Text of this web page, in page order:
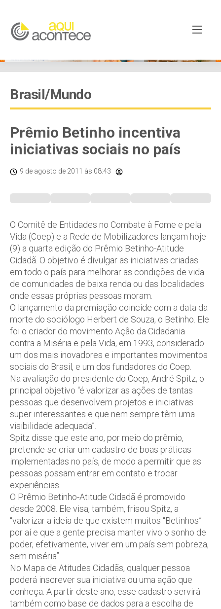
Brasil/Mundo
Prêmio Betinho incentiva
iniciativas sociais no país
9 de agosto de 2011 às 08:43
O Comitê de Entidades no Combate à Fome e pela
Vida (Coep) e a Rede de Mobilizadores lançam hoje
(9) a quarta edição do Prêmio Betinho-Atitude
Cidadã. O objetivo é divulgar as iniciativas criadas
em todo o país para melhorar as condições de vida
de comunidades de baixa renda ou das localidades
onde essas próprias pessoas moram.
O lançamento da premiação coincide com a data da
morte do sociólogo Herbert de Souza, o Betinho. Ele
foi o criador do movimento Ação da Cidadania
contra a Miséria e pela Vida, em 1993, considerado
um dos mais inovadores e importantes movimentos
sociais do Brasil, e um dos fundadores do Coep.
Na avaliação do presidente do Coep, André Spitz, o
principal objetivo “é valorizar as ações de tantas
pessoas que desenvolvem projetos e iniciativas
super interessantes e que nem sempre têm uma
visibilidade adequada”.
Spitz disse que este ano, por meio do prêmio,
pretende-se criar um cadastro de boas práticas
implementadas no país, de modo a permitir que as
pessoas possam entrar em contato e trocar
experiências.
O Prêmio Betinho-Atitude Cidadã é promovido
desde 2008. Ele visa, também, frisou Spitz, a
“valorizar a ideia de que existem muitos “Betinhos”
por aí e que a gente precisa manter vivo o sonho de
poder, efetivamente, viver em um país sem pobreza,
sem miséria”.
No Mapa de Atitudes Cidadãs, qualquer pessoa
poderá inscrever sua iniciativa ou uma ação que
conheça. A partir deste ano, esse cadastro servirá
também como base de dados para a escolha de